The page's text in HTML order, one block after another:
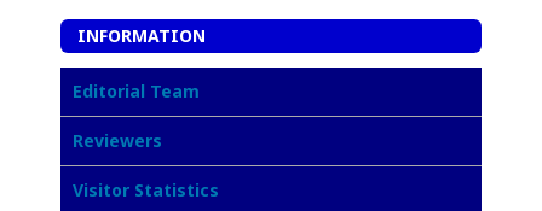
INFORMATION
Editorial Team
Reviewers
Visitor Statistics